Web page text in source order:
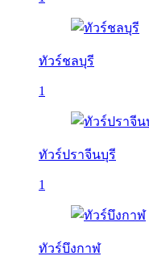
ทัวร์ชลบุรี
1
ทัวร์ปราจีนบุรี
1
ทัวร์บึงกาฬ